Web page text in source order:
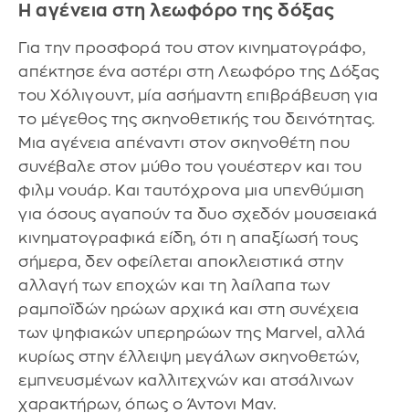
Η αγένεια στη λεωφόρο της δόξας
Για την προσφορά του στον κινηματογράφο,
απέκτησε ένα αστέρι στη Λεωφόρο της Δόξας
του Χόλιγουντ, μία ασήμαντη επιβράβευση για
το μέγεθος της σκηνοθετικής του δεινότητας.
Μια αγένεια απέναντι στον σκηνοθέτη που
συνέβαλε στον μύθο του γουέστερν και του
φιλμ νουάρ. Και ταυτόχρονα μια υπενθύμιση
για όσους αγαπούν τα δυο σχεδόν μουσειακά
κινηματογραφικά είδη, ότι η απαξίωσή τους
σήμερα, δεν οφείλεται αποκλειστικά στην
αλλαγή των εποχών και τη λαίλαπα των
ραμποϊδών ηρώων αρχικά και στη συνέχεια
των ψηφιακών υπερηρώων της Marvel, αλλά
κυρίως στην έλλειψη μεγάλων σκηνοθετών,
εμπνευσμένων καλλιτεχνών και ατσάλινων
χαρακτήρων, όπως ο Άντονι Μαν.